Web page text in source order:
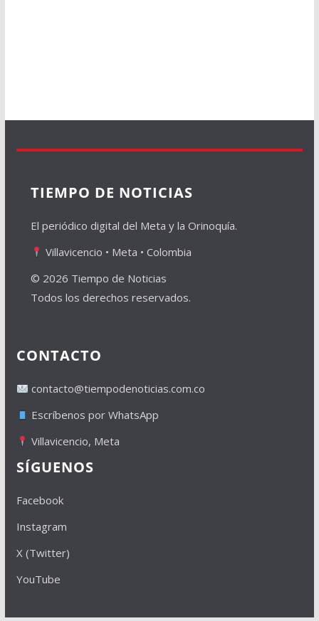
TIEMPO DE NOTICIAS
El periódico digital del Meta y la Orinoquía.
Villavicencio • Meta • Colombia
© 2026 Tiempo de Noticias
Todos los derechos reservados.
CONTACTO
contacto@tiempodenoticias.com.co
Escríbenos por WhatsApp
Villavicencio, Meta
SÍGUENOS
Facebook
Instagram
X (Twitter)
YouTube